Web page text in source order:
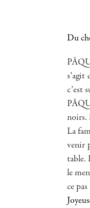
Du
s’agit
c’est
noirs.
La
venir
table.
le
ce pas